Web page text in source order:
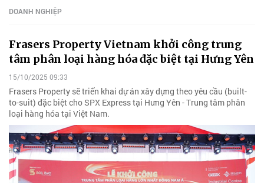
Nam.
DOANH NGHIỆP
Frasers Property Vietnam khởi công trung
tâm phân loại hàng hóa đặc biệt tại Hưng Yên
15/10/2025 09:33
Frasers Property sẽ triển khai dự án xây dựng theo yêu cầu (built-
to-suit) đặc biệt cho SPX Express tại Hưng Yên - Trung tâm phân
loại hàng hóa tại Việt Nam.